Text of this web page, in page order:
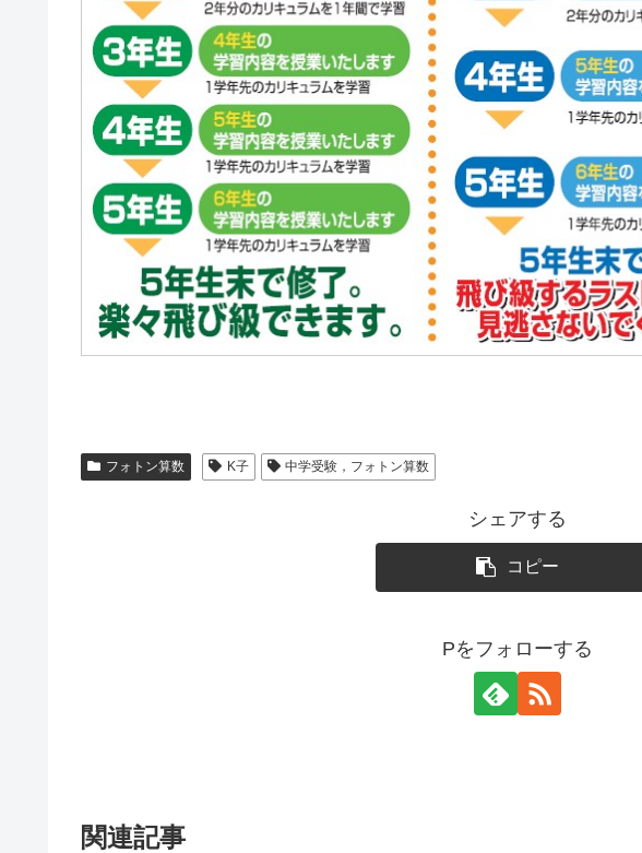
フォトン算数 K子 中学受験，フォトン算数
シェアする
コピー
Pをフォローする
関連記事